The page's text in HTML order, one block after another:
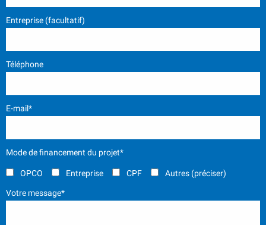
Entreprise (facultatif)
Téléphone
E-mail*
Mode de financement du projet*
OPCO Entreprise CPF Autres (préciser)
Votre message*